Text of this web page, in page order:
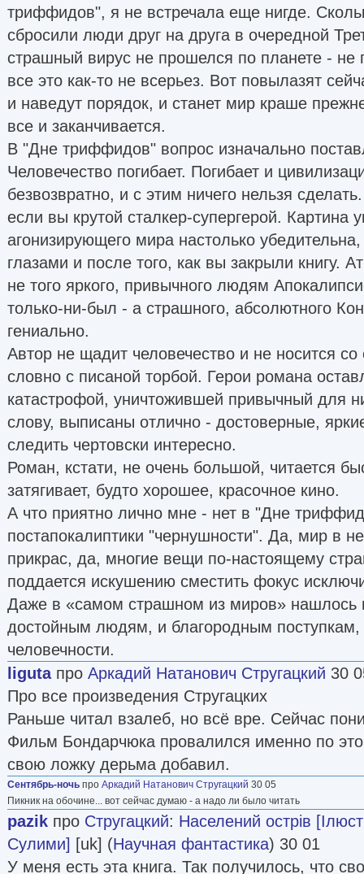
триффидов", я не встречала еще нигде.
сбросили люди друг на друга в очередной
страшный вирус не прошелся по планете - не
все это как-то не всерьез. Вот повылазят
и наведут порядок, и станет мир краше
все и заканчивается.
В "Дне триффидов" вопрос изначально
Человечество погибает. Погибает и
безвозвратно, и с этим ничего нельзя
если вы крутой сталкер-супергерой. Картина
агонизирующего мира настолько
глазами и после того, как вы закрыли книгу.
не того яркого, привычного людям
только-ни-был - а страшного, абсолютного
гениально.
Автор не щадит человечество и не носится
словно с писаной торбой. Герои романа
катастрофой, уничтожившей привычный для
слову, выписаны отлично - достоверные,
следить чертовски интересно.
Роман, кстати, не очень большой, читается
затягивает, будто хорошее, красочное кино.
А что приятно лично мне - нет в "Дне
постапокалиптики "чернушности". Да, мир в
прикрас, да, многие вещи по-настоящему
поддается искушению сместить фокус
Даже в «самом страшном из миров» нашлось
достойным людям, и благородным поступкам,
человечности.
ligutaпро Аркадий Натанович Стругацкий 30
Про все произведения Стругацких
Раньше читал взалеб, но всё вре. Сейчас
Фильм Бондарчюка провалился именно по
свою ложку дерьма добавил.
Сентябрь-ночь про Аркадий Натанович Стругацкий 30 05
Пикник на обочине... вот сейчас думаю - а надо ли было читать
pazik про Стругацкий: Населений острів
Сулими] [uk] (Научная фантастика) 30 01
У меня есть эта книга. Так получилось, что